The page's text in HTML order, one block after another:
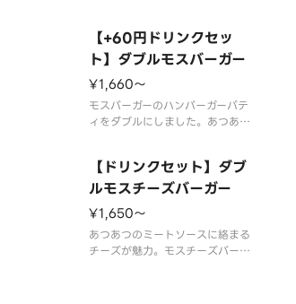
のカット方法が異なる場合があり
ます。
【+60円ドリンクセッ
ト】ダブルモスバーガー
¥1,660〜
モスバーガーのハンバーガーパテ
ィをダブルにしました。あつあつ
一部店舗ではお取り扱いのない場
合がございます。※店舗によって
がございます。※食材の増減量・
不使用等のご要望には
【ドリンクセット】ダブ
ルモスチーズバーガー
¥1,650〜
あつあつのミートソースに絡まる
チーズが魅力。モスチーズバーガ